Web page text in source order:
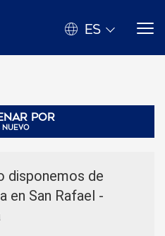
ES
por
nuevo
disponemos de
en San Rafael -